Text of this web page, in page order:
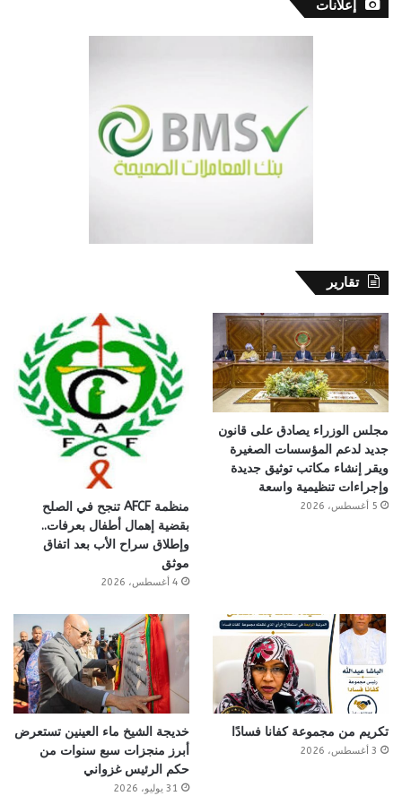
إعلانات
تقارير
مجلس الوزراء يصادق على قانون
جديد لدعم المؤسسات الصغيرة
ويقر إنشاء مكاتب توثيق جديدة
وإجراءات تنظيمية واسعة
5 أغسطس، 2026
منظمة AFCF تنجح في الصلح
بقضية إهمال أطفال بعرفات..
وإطلاق سراح الأب بعد اتفاق
موثق
4 أغسطس، 2026
تكريم من مجموعة كفانا فسادًا
3 أغسطس، 2026
خديجة الشيخ ماء العينين تستعرض
أبرز منجزات سبع سنوات من
حكم الرئيس غزواني
31 يوليو، 2026